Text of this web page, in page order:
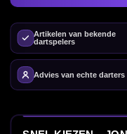
Artikelen van bekende
dartspelers
Advies van echte darters